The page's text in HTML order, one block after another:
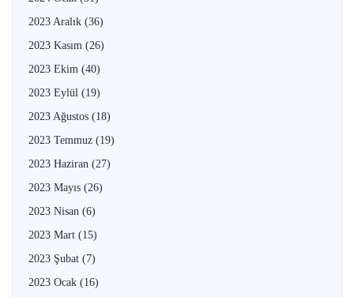
2023 Aralık (36)
2023 Kasım (26)
2023 Ekim (40)
2023 Eylül (19)
2023 Ağustos (18)
2023 Temmuz (19)
2023 Haziran (27)
2023 Mayıs (26)
2023 Nisan (6)
2023 Mart (15)
2023 Şubat (7)
2023 Ocak (16)